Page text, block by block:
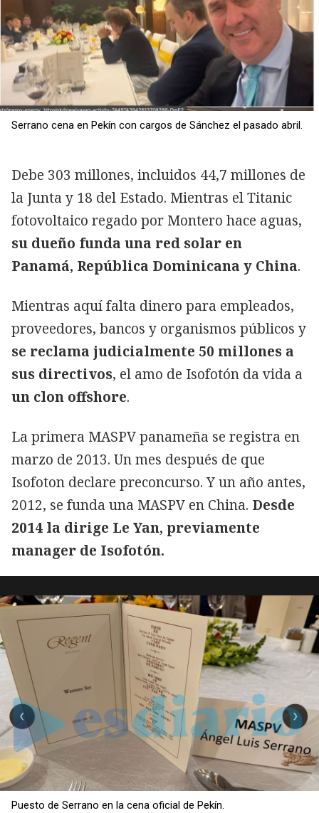
Serrano cena en Pekín con cargos de Sánchez el pasado abril.
Debe 303 millones, incluidos 44,7 millones de
la Junta y 18 del Estado. Mientras el Titanic
fotovoltaico regado por Montero hace aguas,
su dueño funda una red solar en
Panamá, República Dominicana y China.
Mientras aquí falta dinero para empleados,
proveedores, bancos y organismos públicos y
se reclama judicialmente 50 millones a
sus directivos, el amo de Isofotón da vida a
un clon offshore.
La primera MASPV panameña se registra en
marzo de 2013. Un mes después de que
Isofoton declare preconcurso. Y un año antes,
2012, se funda una MASPV en China. Desde
2014 la dirige Le Yan, previamente
manager de Isofotón.
Puesto de Serrano en la cena oficial de Pekín.